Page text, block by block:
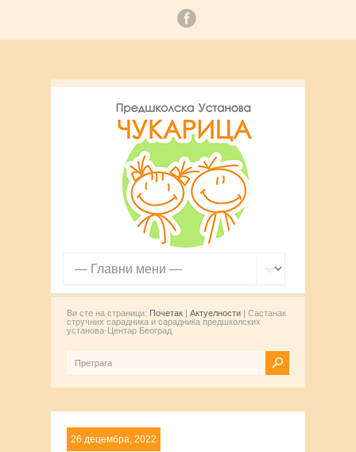
Ви сте на страници: Почетак | Актуелности | Састанак
стручних сарадника и сарадника предшколских
установа-Центар Београд
26 децембра, 2022